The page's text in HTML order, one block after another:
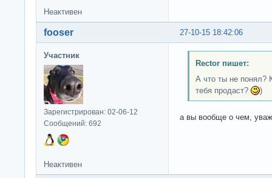
Неактивен
27-10-15 18:42:06
fooser
Участник
Зарегистрирован: 02-06-12
Сообщений: 692
Rector пишет:
А что ты не понял?
тебя продаст?
)
а вы вообще о чем,
Неактивен